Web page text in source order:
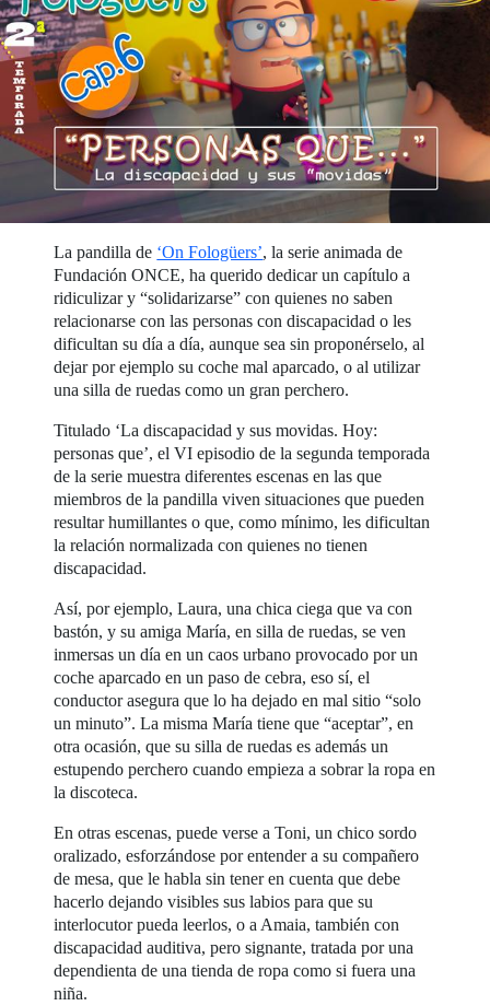
La pandilla de ‘On Fologüers’, la serie animada de
Fundación ONCE, ha querido dedicar un capítulo a
ridiculizar y “solidarizarse” con quienes no saben
relacionarse con las personas con discapacidad o les
dificultan su día a día, aunque sea sin proponérselo, al
dejar por ejemplo su coche mal aparcado, o al utilizar
una silla de ruedas como un gran perchero.
Titulado ‘La discapacidad y sus movidas. Hoy:
personas que’, el VI episodio de la segunda temporada
de la serie muestra diferentes escenas en las que
miembros de la pandilla viven situaciones que pueden
resultar humillantes o que, como mínimo, les dificultan
la relación normalizada con quienes no tienen
discapacidad.
Así, por ejemplo, Laura, una chica ciega que va con
bastón, y su amiga María, en silla de ruedas, se ven
inmersas un día en un caos urbano provocado por un
coche aparcado en un paso de cebra, eso sí, el
conductor asegura que lo ha dejado en mal sitio “solo
un minuto”. La misma María tiene que “aceptar”, en
otra ocasión, que su silla de ruedas es además un
estupendo perchero cuando empieza a sobrar la ropa en
la discoteca.
En otras escenas, puede verse a Toni, un chico sordo
oralizado, esforzándose por entender a su compañero
de mesa, que le habla sin tener en cuenta que debe
hacerlo dejando visibles sus labios para que su
interlocutor pueda leerlos, o a Amaia, también con
discapacidad auditiva, pero signante, tratada por una
dependienta de una tienda de ropa como si fuera una
niña.